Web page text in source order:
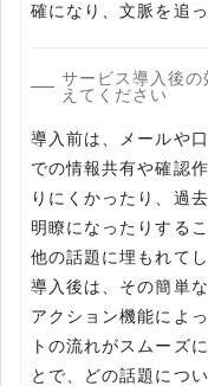
確になり、文脈を追
サービス導入後
えてください
導入前は、メールや
での情報共有や確認
りにくかったり、過
明瞭になったりする
他の話題に埋もれて
導入後は、その簡単
アクション機能によ
トの流れがスムーズ
とで、どの話題につ